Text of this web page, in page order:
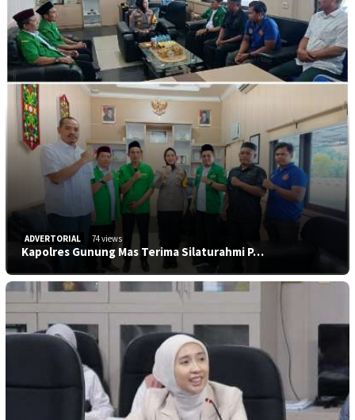
ADVERTORIAL 74 views
Kapolres Gunung Mas Terima Silaturahmi P…